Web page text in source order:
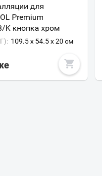
для
Premium
K кнопка хром
109.5 x 54.5 x 20 см